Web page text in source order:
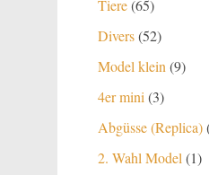
Tiere 6565
Divers 5252
Model klein 99
4er mini 33
Abgüsse (Replica)
2. Wahl Model 11